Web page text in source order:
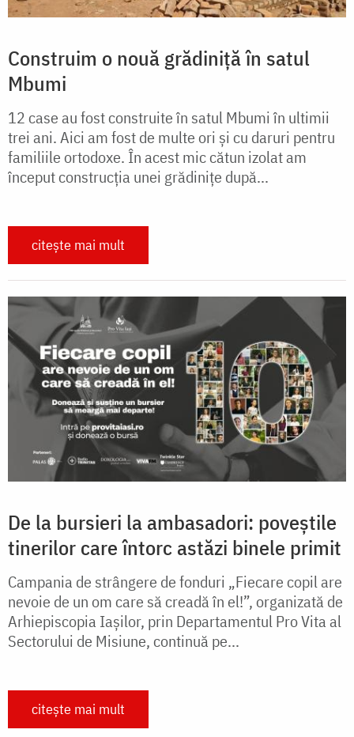
Construim o nouă grădiniță în satul
Mbumi
12 case au fost construite în satul Mbumi în ultimii
trei ani. Aici am fost de multe ori și cu daruri pentru
familiile ortodoxe. În acest mic cătun izolat am
început construcția unei grădinițe după...
citește mai mult
De la bursieri la ambasadori: poveștile
tinerilor care întorc astăzi binele primit
Campania de strângere de fonduri „Fiecare copil are
nevoie de un om care să creadă în el!”, organizată de
Arhiepiscopia Iașilor, prin Departamentul Pro Vita al
Sectorului de Misiune, continuă pe...
citește mai mult